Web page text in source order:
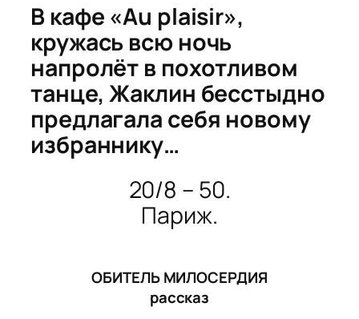
В кафе «Au plaisir»,
кружась всю ночь
напролёт в похотливом
танце, Жаклин бесстыдно
предлагала себя новому
избраннику…
20/8 – 50.
Париж.
ОБИТЕЛЬ МИЛОСЕРДИЯ
рассказ